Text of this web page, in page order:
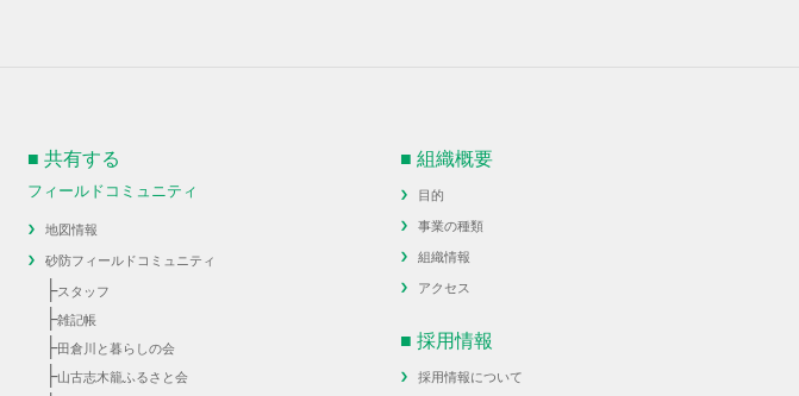
■ 共有する
フィールドコミュニティ
地図情報
砂防フィールドコミュニティ
├スタッフ
├雑記帳
├田倉川と暮らしの会
├山古志木籠ふるさと会
■ 組織概要
目的
事業の種類
組織情報
アクセス
■ 採用情報
採用情報について